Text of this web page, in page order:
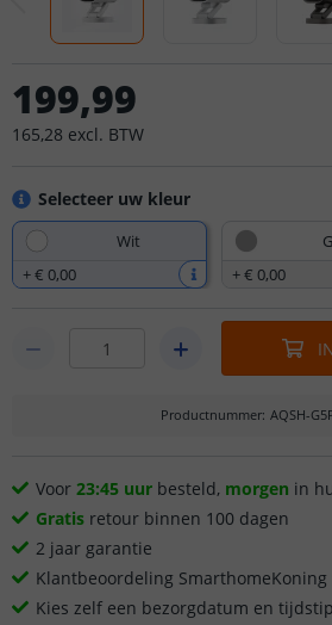
Selecteer uw kleur
Wit
+€ 0,00
+€ 0,00
199,99
165,28 excl. BTW
Productnummer: AQSH-
Voor 23:45 uur besteld, morgen in
Gratis retour binnen 100 dagen
2 jaar garantie
Klantbeoordeling SmarthomeKoning
Kies zelf een bezorgdatum en tijdstip